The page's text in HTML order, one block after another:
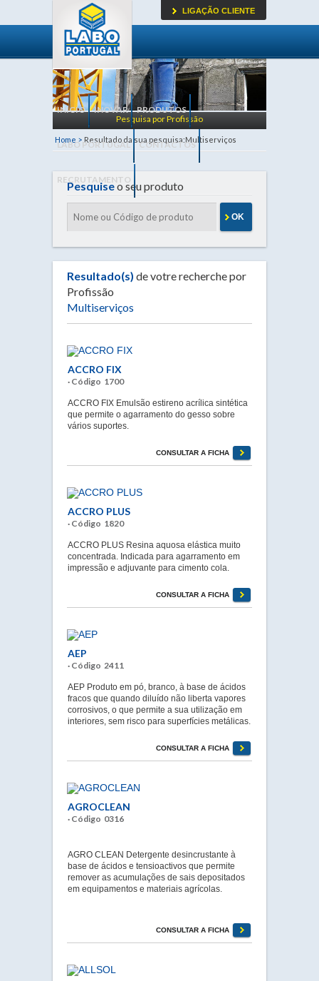
INICIO INOVAR PRODUTOS
LABO PORTUGAL CONTACTOS
RECRUTAMENTO
LIGAÇÃO CLIENTE
Pesquisa por Profissão
Home > Resultado da sua pesquisa:Multiserviços
Pesquiseo seu produto
OK
Resultado(s) de votre recherche por
Profissão
Multiserviços
ACCRO FIX
· Código 1700
ACCRO FIX Emulsão estireno acrílica sintética
que permite o agarramento do gesso sobre
vários suportes.
CONSULTAR A FICHA
ACCRO PLUS
· Código 1820
ACCRO PLUS Resina aquosa elástica muito
concentrada. Indicada para agarramento em
impressão e adjuvante para cimento cola.
CONSULTAR A FICHA
AEP
· Código 2411
AEP Produto em pó, branco, à base de ácidos
fracos que quando diluído não liberta vapores
corrosivos, o que permite a sua utilização em
interiores, sem risco para superfícies metálicas.
CONSULTAR A FICHA
AGROCLEAN
· Código 0316
AGRO CLEAN Detergente desincrustante à
base de ácidos e tensioactivos que permite
remover as acumulações de sais depositados
em equipamentos e materiais agrícolas.
CONSULTAR A FICHA